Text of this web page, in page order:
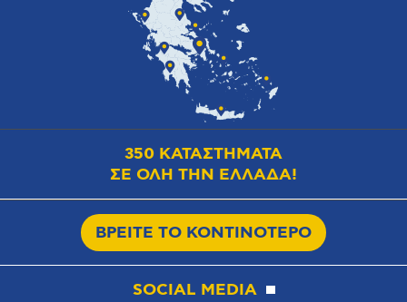
350 ΚΑΤΑΣΤΗΜΑΤΑ
ΣΕ ΟΛΗ ΤΗΝ ΕΛΛΑΔΑ!
ΒΡΕΙΤΕ ΤΟ ΚΟΝΤΙΝΟΤΕΡΟ
SOCIAL MEDIA